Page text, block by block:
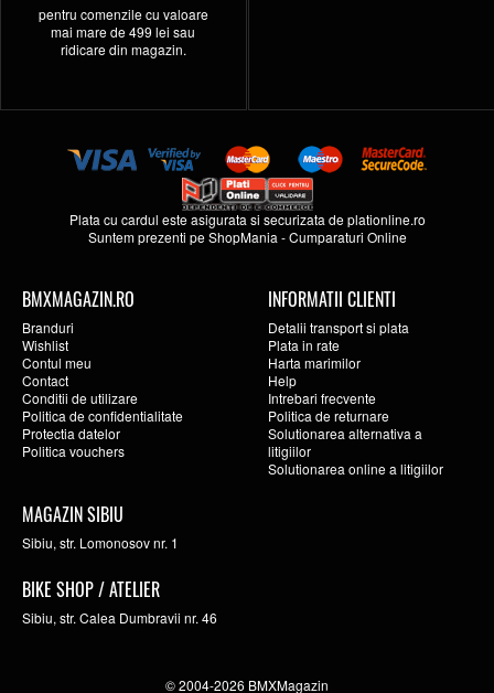
pentru comenzile cu valoare
mai mare de 499 lei sau
ridicare din magazin.
Plata cu cardul este asigurata si securizata deplationline.ro
Suntem prezenti peShopMania -Cumparaturi Online
BMXMAGAZIN.RO
Branduri
Wishlist
Contul meu
Contact
Conditii de utilizare
Politica de confidentialitate
Protectia datelor
Politica vouchers
INFORMATII CLIENTI
Detalii transport si plata
Plata in rate
Harta marimilor
Help
Intrebari frecvente
Politica de returnare
Solutionarea alternativa a
litigiilor
Solutionarea online a litigiilor
MAGAZIN SIBIU
Sibiu, str. Lomonosov nr. 1
BIKE SHOP / ATELIER
Sibiu, str. Calea Dumbravii nr. 46
© 2004-2026 BMXMagazin